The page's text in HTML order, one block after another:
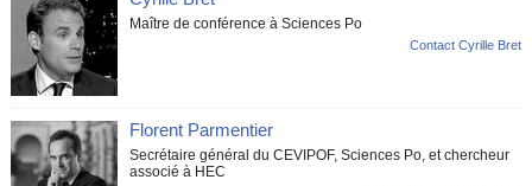
Maître de conférence à Sciences Po
Contact Cyrille Bret
Florent Parmentier
Secrétaire général du CEVIPOF, Sciences Po, et chercheur
associé à HEC